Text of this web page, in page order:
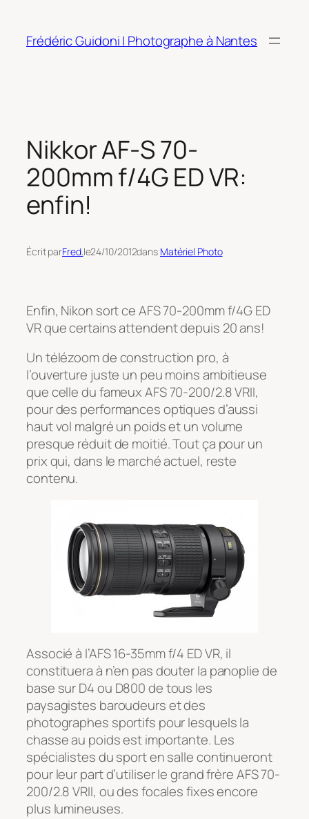
contenu
Frédéric Guidoni | Photographe à Nantes
Nikkor AF-S 70-
200mm f/4G ED VR:
enfin!
Écrit parFred.le24/10/2012dans Matériel Photo
Enfin, Nikon sort ce AFS 70-200mm f/4G ED
VR que certains attendent depuis 20 ans!
Un télézoom de construction pro, à
l’ouverture juste un peu moins ambitieuse
que celle du fameux AFS 70-200/2.8 VRII,
pour des performances optiques d’aussi
haut vol malgré un poids et un volume
presque réduit de moitié. Tout ça pour un
prix qui, dans le marché actuel, reste
contenu.
Associé à l’AFS 16-35mm f/4 ED VR, il
constituera à n’en pas douter la panoplie de
base sur D4 ou D800 de tous les
paysagistes baroudeurs et des
photographes sportifs pour lesquels la
chasse au poids est importante. Les
spécialistes du sport en salle continueront
pour leur part d’utiliser le grand frère AFS 70-
200/2.8 VRII, ou des focales fixes encore
plus lumineuses.